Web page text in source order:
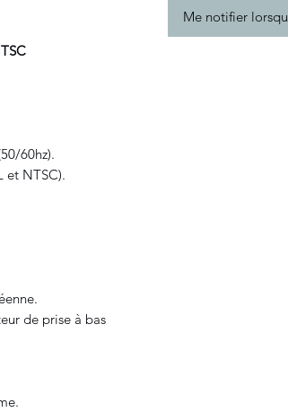
60hz).
et NTSC).
de prise à bas
Me notifier